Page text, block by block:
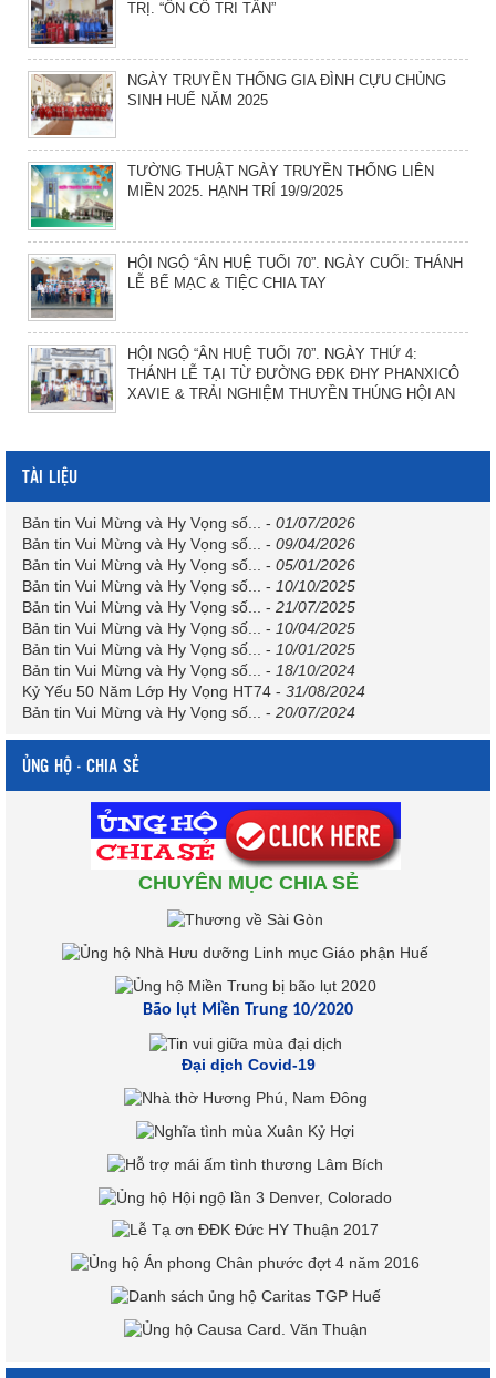
TRỊ. “ÔN CỐ TRI TÂN”
NGÀY TRUYỀN THỐNG GIA ĐÌNH CỰU CHỦNG
SINH HUẾ NĂM 2025
TƯỜNG THUẬT NGÀY TRUYỀN THỐNG LIÊN
MIỀN 2025. HẠNH TRÍ 19/9/2025
HỘI NGỘ “ÂN HUỆ TUỔI 70”. NGÀY CUỐI: THÁNH
LỄ BẾ MẠC & TIỆC CHIA TAY
HỘI NGỘ “ÂN HUỆ TUỔI 70”. NGÀY THỨ 4:
THÁNH LỄ TẠI TỪ ĐƯỜNG ĐĐK ĐHY PHANXICÔ
XAVIE & TRẢI NGHIỆM THUYỀN THÚNG HỘI AN
TÀI LIỆU
Bản tin Vui Mừng và Hy Vọng số... - 01/07/2026
Bản tin Vui Mừng và Hy Vọng số... - 09/04/2026
Bản tin Vui Mừng và Hy Vọng số... - 05/01/2026
Bản tin Vui Mừng và Hy Vọng số... - 10/10/2025
Bản tin Vui Mừng và Hy Vọng số... - 21/07/2025
Bản tin Vui Mừng và Hy Vọng số... - 10/04/2025
Bản tin Vui Mừng và Hy Vọng số... - 10/01/2025
Bản tin Vui Mừng và Hy Vọng số... - 18/10/2024
Kỷ Yếu 50 Năm Lớp Hy Vọng HT74 - 31/08/2024
Bản tin Vui Mừng và Hy Vọng số... - 20/07/2024
ỦNG HỘ - CHIA SẺ
CHUYÊN MỤC CHIA SẺ
Bão lụt Miền Trung 10/2020
Đại dịch Covid-19